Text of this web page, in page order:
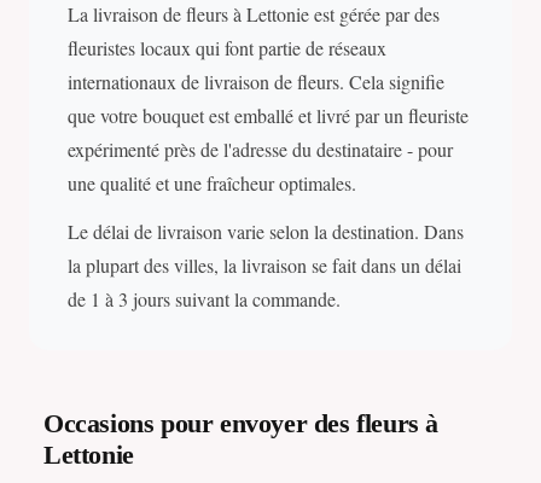
La livraison de fleurs à Lettonie est gérée par des
fleuristes locaux qui font partie de réseaux
internationaux de livraison de fleurs. Cela signifie
que votre bouquet est emballé et livré par un fleuriste
expérimenté près de l'adresse du destinataire - pour
une qualité et une fraîcheur optimales.
Le délai de livraison varie selon la destination. Dans
la plupart des villes, la livraison se fait dans un délai
de 1 à 3 jours suivant la commande.
Occasions pour envoyer des fleurs à
Lettonie